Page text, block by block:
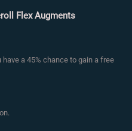
Flex Augments
a 45% chance to gain a free